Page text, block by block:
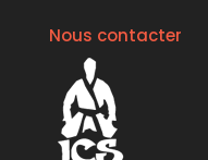
Nous contacter